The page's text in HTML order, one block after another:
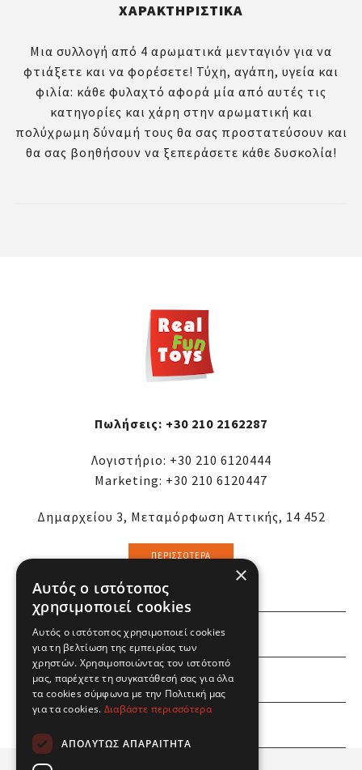
ΧΑΡΑΚΤΗΡΙΣΤΙΚΆ
Μια συλλογή από 4 αρωματικά μενταγιόν για να
φτιάξετε και να φορέσετε! Τύχη, αγάπη, υγεία και
φιλία: κάθε φυλαχτό αφορά μία από αυτές τις
κατηγορίες και χάρη στην αρωματική και
πολύχρωμη δύναμή τους θα σας προστατεύσουν και
θα σας βοηθήσουν να ξεπεράσετε κάθε δυσκολία!
Πωλήσεις: +30 210 2162287
Λογιστήριο: +30 210 6120444
Marketing: +30 210 6120447
Δημαρχείου 3, Μεταμόρφωση Αττικής, 14 452
ΠΕΡΙΣΣΌΤΕΡΑ
ΕΜΕΙΣ
ΕΣΕΙΣ
×
Αυτός ο ιστότοπος
χρησιμοποιεί cookies
Αυτός ο ιστότοπος χρησιμοποιεί cookies
για τη βελτίωση της εμπειρίας των
χρηστών. Χρησιμοποιώντας τον ιστότοπό
μας, παρέχετε τη συγκατάθεσή σας για όλα
τα cookies σύμφωνα με την Πολιτική μας
για τα cookies. Διαβάστε περισσότερα
ΑΠΟΛΎΤΩΣ ΑΠΑΡΑΊΤΗΤΑ